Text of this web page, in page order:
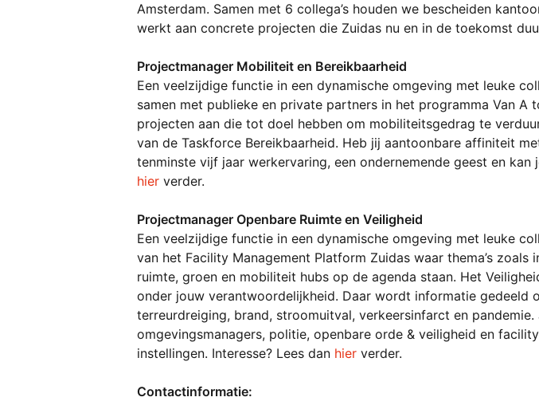
Amsterdam. Samen met 6 collega’s houden we bescheiden
werkt aan concrete projecten die Zuidas nu en in de toekomst
Projectmanager Mobiliteit en Bereikbaarheid
Een veelzijdige functie in een dynamische omgeving met leuke
samen met publieke en private partners in het programma Van A
projecten aan die tot doel hebben om mobiliteitsgedrag te
van de Taskforce Bereikbaarheid. Heb jij aantoonbare affiniteit
hier verder.
Projectmanager Openbare Ruimte en Veiligheid
Een veelzijdige functie in een dynamische omgeving met leuke
van het Facility Management Platform Zuidas waar thema’s zoals
ruimte, groen en mobiliteit hubs op de agenda staan. Het
onder jouw verantwoordelijkheid. Daar wordt informatie gedeeld
terreurdreiging, brand, stroomuitval, verkeersinfarct en
omgevingsmanagers, politie, openbare orde & veiligheid en
instellingen. Interesse? Lees dan hier verder.
Contactinformatie: